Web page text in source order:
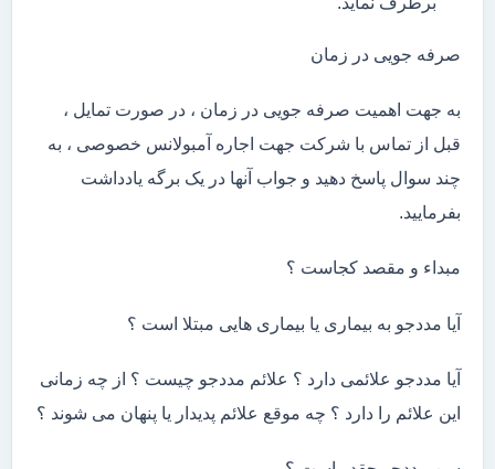
صرفه جویی در زمان
به جهت اهمیت صرفه جویی در زمان ، در صورت تمایل ،
قبل از تماس با شرکت جهت اجاره آمبولانس خصوصی ، به
چند سوال پاسخ دهید و جواب آنها در یک برگه یادداشت
بفرمایید.
مبداء و مقصد کجاست ؟
آیا مددجو به بیماری یا بیماری هایی مبتلا است ؟
آیا مددجو علائمی دارد ؟ علائم مددجو چیست ؟ از چه زمانی
این علائم را دارد ؟ چه موقع علائم پدیدار یا پنهان می شوند ؟